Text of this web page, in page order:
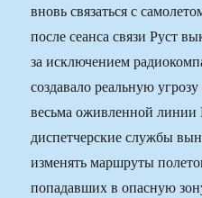
вновь связаться с
после сеанса связи Руст
за исключением
создавало реальную
весьма оживленной
диспетчерские службы
изменять маршруты
попадавших в опасную